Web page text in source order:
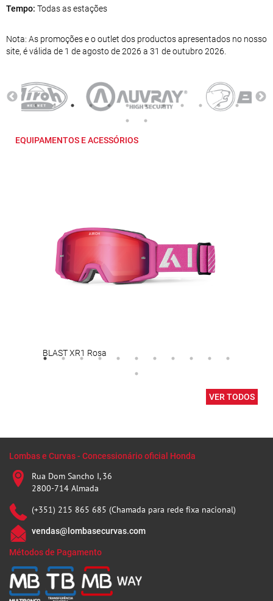
Tempo: Todas as estações
Nota: As promoções e o outlet dos productos apresentados no nosso
site, é válida de 1 de agosto de 2026 a 31 de outubro 2026.
EQUIPAMENTOS E ACESSÓRIOS
BLAST XR1 Rosa
VER TODOS
Lombas e Curvas - Concessionário oficial Honda
Rua Dom Sancho I, 36
2800-714 Almada
(+351) 215 865 685 (Chamada para rede fixa nacional)
vendas@lombasecurvas.com
Métodos de Pagamento